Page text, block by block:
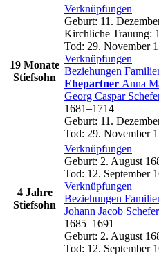
19 Monate
Stiefsohn
Verknüpfungen
Geburt: 11.
Kirchliche Trauung:
Tod: 29. November
Verknüpfungen
Beziehungen
Ehepartner Anna
Georg Caspar
1681–1714
Geburt: 11.
Tod: 29. November
4 Jahre
Stiefsohn
Verknüpfungen
Geburt: 2. August
Tod: 12. September
Verknüpfungen
Beziehungen
Johann Jacob Schefer
1685–1691
Geburt: 2. August
Tod: 12. September